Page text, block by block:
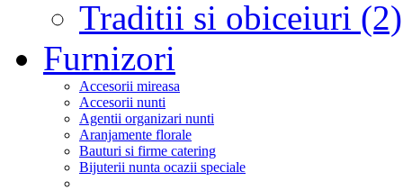
Traditii si obiceiuri (2)
Furnizori
Accesorii mireasa
Accesorii nunti
Agentii organizari nunti
Aranjamente florale
Bauturi si firme catering
Bijuterii nunta ocazii speciale